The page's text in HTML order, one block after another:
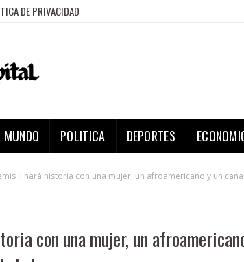
DE PRIVACIDAD
MUNDO POLITICA DEPORTES
II hará historia con una mujer, un afroamericano y un
con una mujer, un